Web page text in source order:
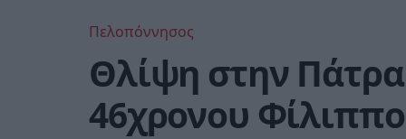
Πελοπόννησος
Θλίψη στην
46χρονου